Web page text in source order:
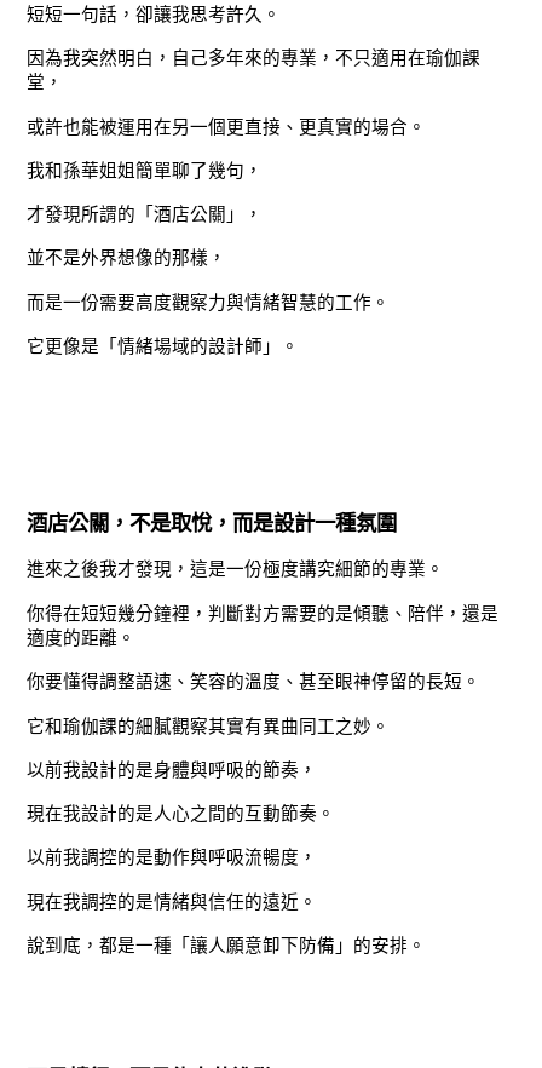
短短一句話，卻讓我思考許久。
因為我突然明白，自己多年來的專業，不只適用在瑜伽課
堂，
或許也能被運用在另一個更直接、更真實的場合。
我和孫華姐姐簡單聊了幾句，
才發現所謂的「酒店公關」，
並不是外界想像的那樣，
而是一份需要高度觀察力與情緒智慧的工作。
它更像是「情緒場域的設計師」。
酒店公關，不是取悅，而是設計一種氛圍
進來之後我才發現，這是一份極度講究細節的專業。
你得在短短幾分鐘裡，判斷對方需要的是傾聽、陪伴，還是
適度的距離。
你要懂得調整語速、笑容的溫度、甚至眼神停留的長短。
它和瑜伽課的細膩觀察其實有異曲同工之妙。
以前我設計的是身體與呼吸的節奏，
現在我設計的是人心之間的互動節奏。
以前我調控的是動作與呼吸流暢度，
現在我調控的是情緒與信任的遠近。
說到底，都是一種「讓人願意卸下防備」的安排。